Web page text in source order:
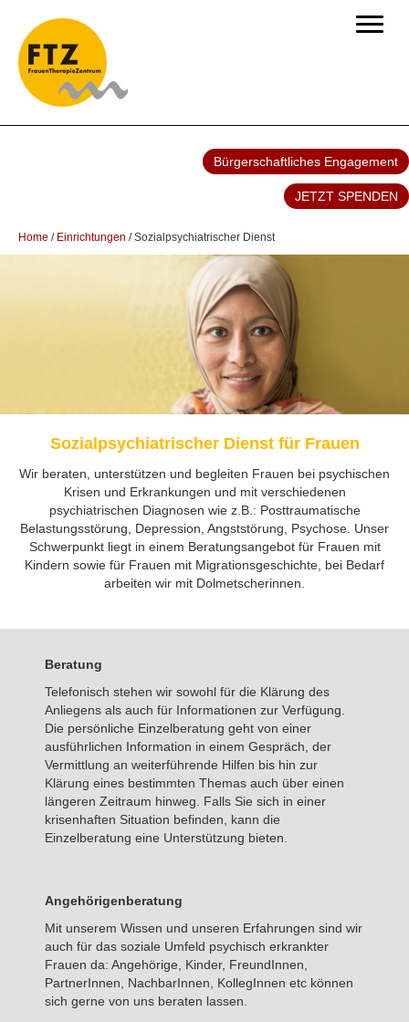
Bürgerschaftliches Engagement
JETZT SPENDEN
Home / Einrichtungen /Sozialpsychiatrischer Dienst
Sozialpsychiatrischer Dienst für Frauen
Wir beraten, unterstützen und begleiten Frauen bei psychischen
Krisen und Erkrankungen und mit verschiedenen
psychiatrischen Diagnosen wie z.B.: Posttraumatische
Belastungsstörung, Depression, Angststörung, Psychose. Unser
Schwerpunkt liegt in einem Beratungsangebot für Frauen mit
Kindern sowie für Frauen mit Migrationsgeschichte, bei Bedarf
arbeiten wir mit Dolmetscherinnen.
Beratung
Telefonisch stehen wir sowohl für die Klärung des
Anliegens als auch für Informationen zur Verfügung.
Die persönliche Einzelberatung geht von einer
ausführlichen Information in einem Gespräch, der
Vermittlung an weiterführende Hilfen bis hin zur
Klärung eines bestimmten Themas auch über einen
längeren Zeitraum hinweg. Falls Sie sich in einer
krisenhaften Situation befinden, kann die
Einzelberatung eine Unterstützung bieten.
Angehörigenberatung
Mit unserem Wissen und unseren Erfahrungen sind wir
auch für das soziale Umfeld psychisch erkrankter
Frauen da: Angehörige, Kinder, FreundInnen,
PartnerInnen, NachbarInnen, KollegInnen etc können
sich gerne von uns beraten lassen.